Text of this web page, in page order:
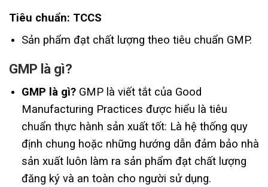
Tiêu chuẩn: TCCS
Sản phẩm đạt chất lượng theo tiêu chuẩn GMP.
GMP là gì?
GMP là gì?GMP là viết tắt của Good
Manufacturing Practices được hiểu là tiêu
chuẩn thực hành sản xuất tốt: Là hệ thống quy
định chung hoặc những hướng dẫn đảm bảo nhà
sản xuất luôn làm ra sản phẩm đạt chất lượng
đăng ký và an toàn cho người sử dụng.